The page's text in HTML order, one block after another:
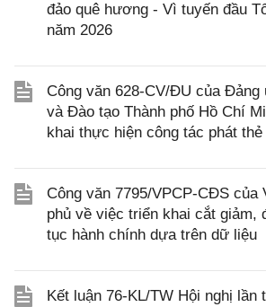
đảo quê hương - Vì tuyến đầu
năm 2026
Công văn 628-CV/ĐU của Đảng
và Đào tạo Thành phố Hồ Chí
khai thực hiện công tác phát thẻ
Công văn 7795/VPCP-CĐS của
phủ về việc triển khai cắt giảm,
tục hành chính dựa trên dữ liệu
Kết luận 76-KL/TW Hội nghị lần